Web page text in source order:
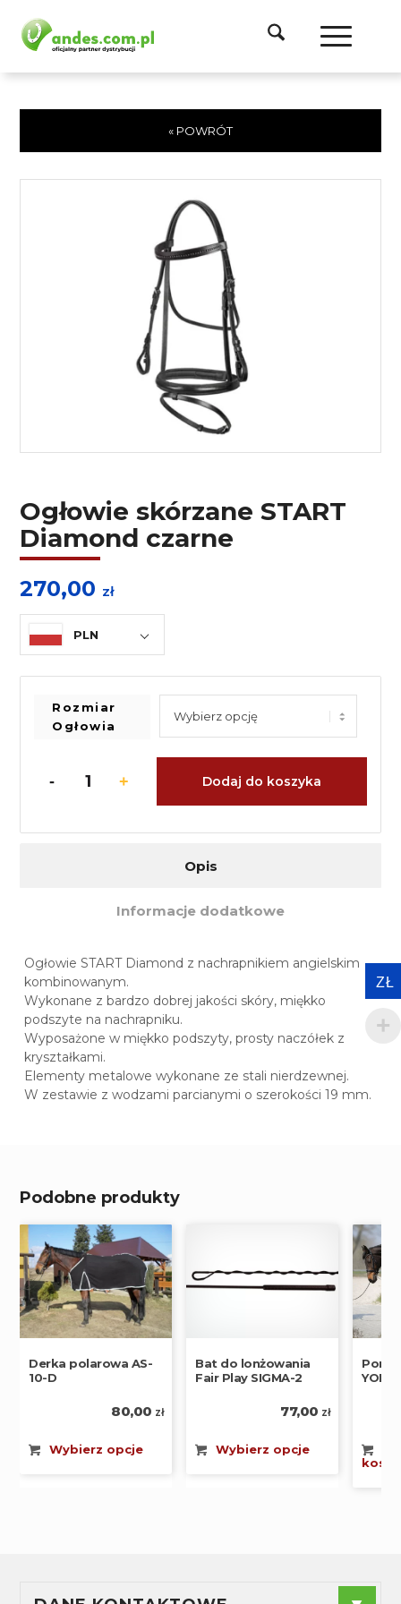
« POWRÓT
Ogłowie skórzane START
Diamond czarne
270,00 zł
PLN
Rozmiar
Ogłowia
Dodaj do koszyka
Opis
Informacje dodatkowe
Ogłowie START Diamond z nachrapnikiem angielskim
kombinowanym.
Wykonane z bardzo dobrej jakości skóry, miękko
podszyte na nachrapniku.
Wyposażone w miękko podszyty, prosty naczółek z
kryształkami.
Elementy metalowe wykonane ze stali nierdzewnej.
W zestawie z wodzami parcianymi o szerokości 19 mm.
Podobne produkty
Derka polarowa AS-
10-D
80,00 zł
Wybierz opcje
Bat do lonżowania
Fair Play SIGMA-2
77,00 zł
Wybierz opcje
YORK
ZŁ